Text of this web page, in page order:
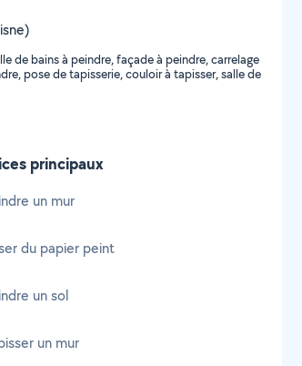
de bains à peindre, façade à peindre, carrelage
pose de tapisserie, couloir à tapisser, salle de
principaux
un mur
du papier peint
un sol
un mur